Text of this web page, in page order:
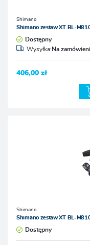
Shimano
Shimano zestaw XT BL-
Dostępny
Wysyłka: Na
406,00 zł
Shimano
Shimano zestaw XT BL-
Dostępny